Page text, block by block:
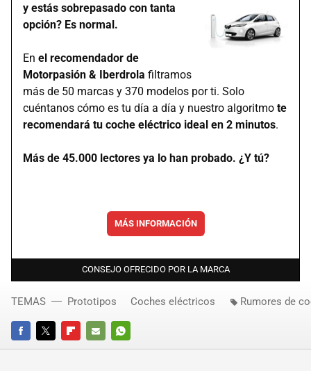
y estás sobrepasado con tanta
opción? Es normal.
En el recomendador de
Motorpasión & Iberdrola filtramos
más de 50 marcas y 370 modelos por ti. Solo
cuéntanos cómo es tu día a día y nuestro algoritmo te
recomendará tu coche eléctrico ideal en 2 minutos.
Más de 45.000 lectores ya lo han probado. ¿Y tú?
MÁS INFORMACIÓN
CONSEJO OFRECIDO POR LA MARCA
FACEBOOKTWITTERFLIPBOARD
E-
WHATSAPP
TEMAS Prototipos Coches eléctricos Rumores de